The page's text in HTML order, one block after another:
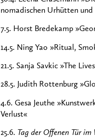
nomadischen Urhütten
7.5. Horst Bredekamp
14.5. Ning Yao »Ritual,
21.5. Sanja Savkic »The
28.5. Judith Rottenburg
4.6. Gesa Jeuthe
Verlust«
25.6. Tag der Offenen Tür im